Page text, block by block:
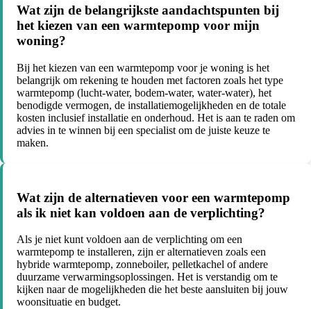
Wat zijn de belangrijkste aandachtspunten bij
het kiezen van een warmtepomp voor mijn
woning?
Bij het kiezen van een warmtepomp voor je woning is het
belangrijk om rekening te houden met factoren zoals het type
warmtepomp (lucht-water, bodem-water, water-water), het
benodigde vermogen, de installatiemogelijkheden en de totale
kosten inclusief installatie en onderhoud. Het is aan te raden om
advies in te winnen bij een specialist om de juiste keuze te
maken.
Wat zijn de alternatieven voor een warmtepomp
als ik niet kan voldoen aan de verplichting?
Als je niet kunt voldoen aan de verplichting om een
warmtepomp te installeren, zijn er alternatieven zoals een
hybride warmtepomp, zonneboiler, pelletkachel of andere
duurzame verwarmingsoplossingen. Het is verstandig om te
kijken naar de mogelijkheden die het beste aansluiten bij jouw
woonsituatie en budget.